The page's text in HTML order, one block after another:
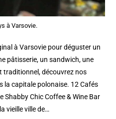
à Varsovie.
à Varsovie pour déguster un
pâtisserie, un sandwich, une
traditionnel, découvrez nos
la capitale polonaise. 12 Cafés
Shabby Chic Coffee & Wine Bar
vieille ville de…